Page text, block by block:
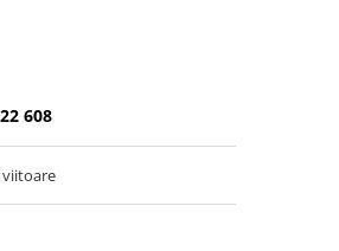
608
viitoare